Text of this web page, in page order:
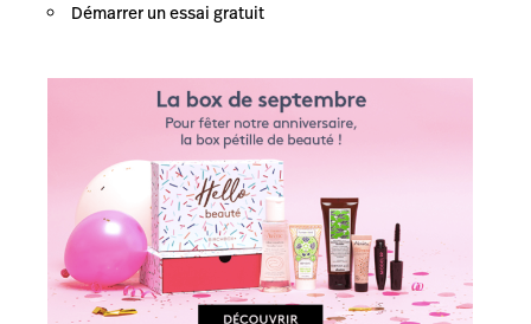
Démarrer un essai gratuit